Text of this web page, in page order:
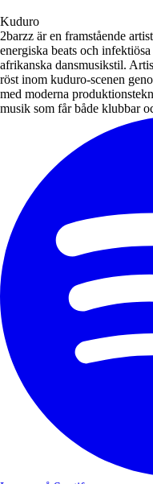
Kuduro
2barzz är en framstående
energiska beats och
afrikanska dansmusikstil.
röst inom kuduro-scenen
med moderna
musik som får både klubbar